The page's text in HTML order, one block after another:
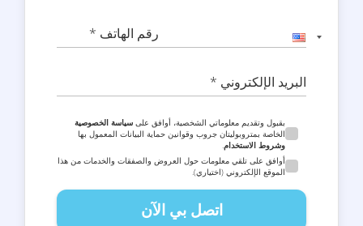
رقم الهاتف *
البريد الإلكتروني *
بقبول وتقديم معلوماتي الشخصية، أوافق على سياسة الخصوصية
الخاصة بمتروبوليتان جروب وقوانين حماية البيانات المعمول بها
وشروط الاستخدام.
أوافق على تلقي معلومات حول العروض والصفقات والخدمات من هذا
الموقع الإلكتروني (اختياري).
اتصل بي الآن